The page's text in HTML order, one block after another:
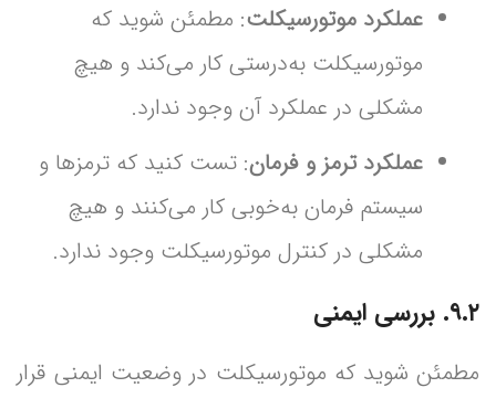
عملکرد موتورسیکلت: مطمئن شوید که
موتورسیکلت به‌درستی کار می‌کند و هیچ
مشکلی در عملکرد آن وجود ندارد.
عملکرد ترمز و فرمان: تست کنید که ترمزها و
سیستم فرمان به‌خوبی کار می‌کنند و هیچ
مشکلی در کنترل موتورسیکلت وجود ندارد.
۹.۲. بررسی ایمنی
مطمئن شوید که موتورسیکلت در وضعیت ایمنی قرار